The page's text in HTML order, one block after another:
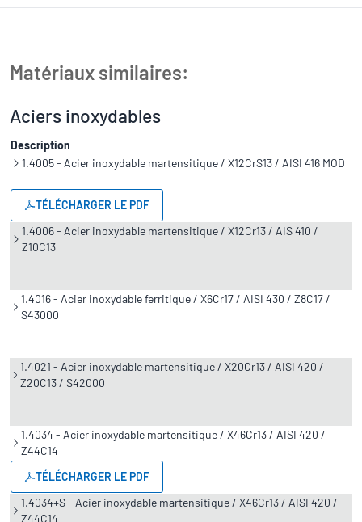
Matériaux similaires:
Aciers inoxydables
Description
1.4005 - Acier inoxydable martensitique / X12CrS13 / AISI 416 MOD
TÉLÉCHARGER LE PDF
1.4006 - Acier inoxydable martensitique / X12Cr13 / AIS 410 /
Z10C13
1.4016 - Acier inoxydable ferritique / X6Cr17 / AISI 430 / Z8C17 /
S43000
1.4021 - Acier inoxydable martensitique / X20Cr13 / AISI 420 /
Z20C13 / S42000
1.4034 - Acier inoxydable martensitique / X46Cr13 / AISI 420 /
Z44C14
TÉLÉCHARGER LE PDF
1.4034+S - Acier inoxydable martensitique / X46Cr13 / AISI 420 /
Z44C14